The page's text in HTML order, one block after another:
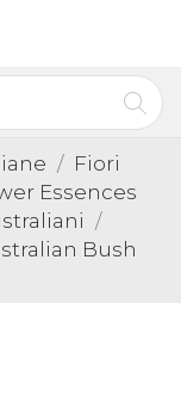
Fiori
Essences
Bush